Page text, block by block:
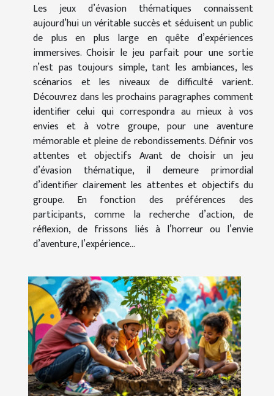
Les jeux d’évasion thématiques connaissent
aujourd’hui un véritable succès et séduisent un public
de plus en plus large en quête d’expériences
immersives. Choisir le jeu parfait pour une sortie
n’est pas toujours simple, tant les ambiances, les
scénarios et les niveaux de difficulté varient.
Découvrez dans les prochains paragraphes comment
identifier celui qui correspondra au mieux à vos
envies et à votre groupe, pour une aventure
mémorable et pleine de rebondissements. Définir vos
attentes et objectifs Avant de choisir un jeu
d’évasion thématique, il demeure primordial
d’identifier clairement les attentes et objectifs du
groupe. En fonction des préférences des
participants, comme la recherche d’action, de
réflexion, de frissons liés à l’horreur ou l’envie
d’aventure, l’expérience...